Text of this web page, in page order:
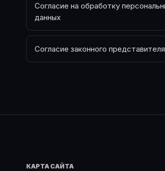
Согласие на обработку
данных
Согласие законного представителя
КАРТА САЙТА